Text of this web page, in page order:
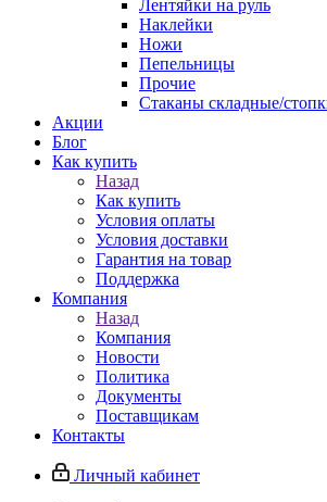
Лентяйки на руль
Наклейки
Ножи
Пепельницы
Прочие
Стаканы складные/
Акции
Блог
Как купить
Назад
Как купить
Условия оплаты
Условия доставки
Гарантия на товар
Поддержка
Компания
Назад
Компания
Новости
Политика
Документы
Поставщикам
Контакты
Личный кабинет